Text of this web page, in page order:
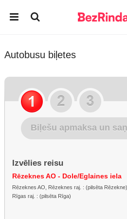
Autobusu biļetes
Biļešu apmaksa un
Izvēlies reisu
Rēzeknes AO - Dole/Eglaines iela
Rēzeknes AO, Rēzeknes raj. : (pilsēta
Rīgas raj. : (pilsēta Rīga)